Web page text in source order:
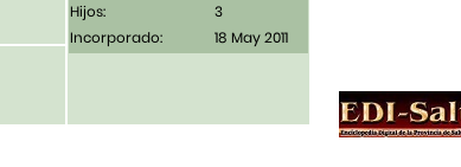
Hijos:
3
Incorporado:
18 May 2011